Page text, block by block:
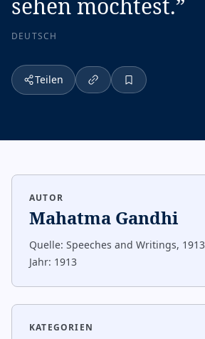
sehen möchtest.”
DEUTSCH
Teilen
AUTOR
Mahatma Gandhi
Quelle: Speeches and Writings, 1913
Jahr: 1913
KATEGORIEN